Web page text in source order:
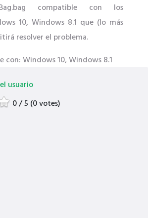
compatible con los
10, Windows 8.1 que (lo más
resolver el problema.
con: Windows 10, Windows 8.1
usuario
0 / 5 (0 votes)